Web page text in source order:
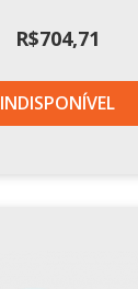
R$704,71
INDISPONÍVEL